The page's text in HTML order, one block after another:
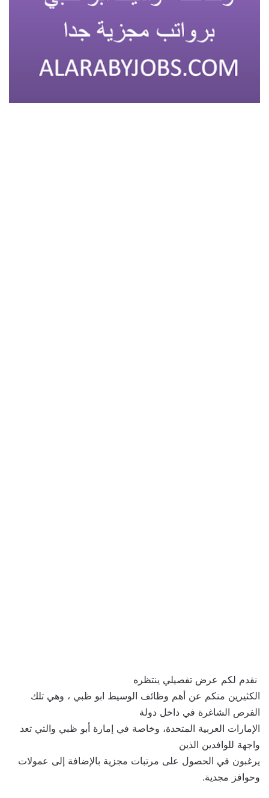
نقدم لكم عرض تفصيلي ينتظره
الكثيرين منكم عن أهم وظائف الوسيط ابو ظبي ، وهي تلك
الفرص الشاغرة في داخل دولة
الإمارات العربية المتحدة، وخاصة في إمارة أبو ظبي والتي تعد
واجهة للوافدين الذين
يرغبون في الحصول على مرتبات مجزية بالإضافة إلى عمولات
وحوافز مجدية.